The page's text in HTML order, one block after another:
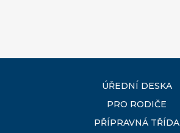
ÚŘEDNÍ DESKA
PRO RODIČE
PŘÍPRAVNÁ TŘÍDA